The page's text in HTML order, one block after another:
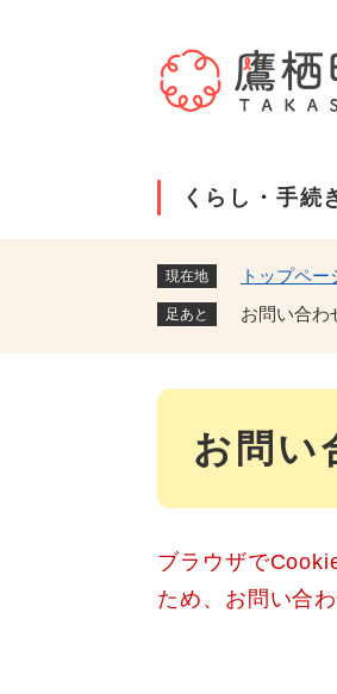
。
くらし・手続
現在地 トップペー
足あと お問い合わ
お問い
ブラウザで
ため、お問い合